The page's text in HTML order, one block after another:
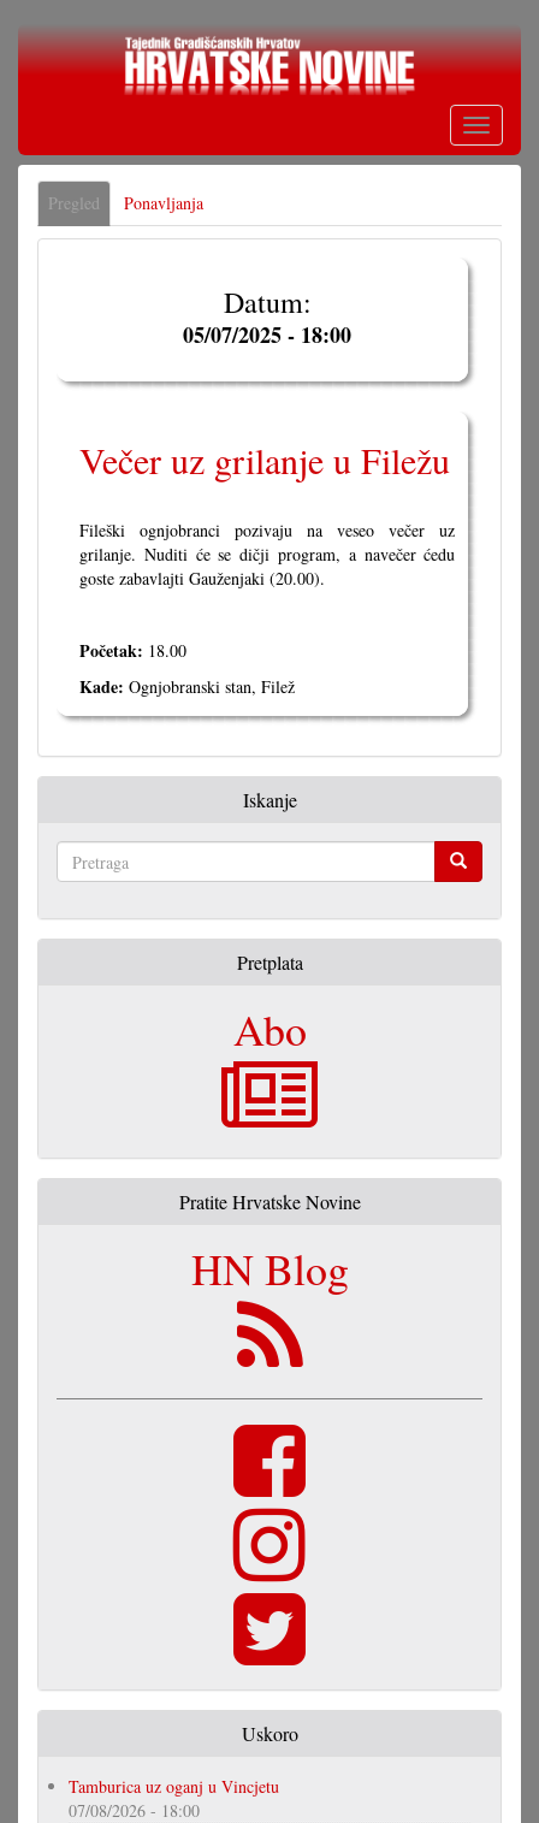
Skoči
Toggle
Primarne
oznake
Pregled (aktivna
oznaka)
Ponavljanja
Datum:
05/07/2025 - 18:00
Večer uz grilanje u Filežu
Fileški ognjobranci pozivaju na veseo večer uz
grilanje. Nuditi će se dičji program, a navečer ćedu
goste zabavlajti Gauženjaki (20.00).
Početak: 18.00
Kade: Ognjobranski stan, Filež
Iskanje
Pretplata
Abo
Pratite Hrvatske Novine
HN Blog
Uskoro
Tamburica uz oganj u Vincjetu
07/08/2026 - 18:00